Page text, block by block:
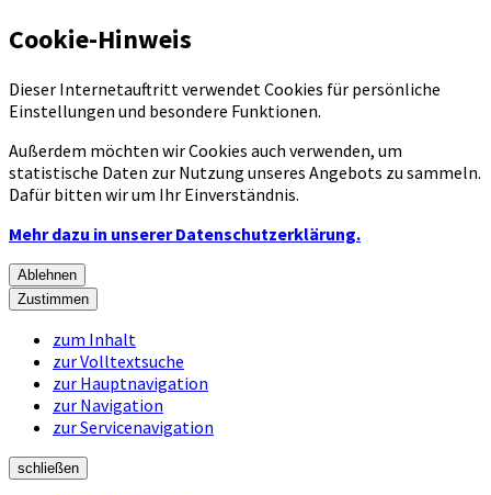
Cookie-Hinweis
Dieser Internetauftritt verwendet Cookies für persönliche
Einstellungen und besondere Funktionen.
Außerdem möchten wir Cookies auch verwenden, um
statistische Daten zur Nutzung unseres Angebots zu sammeln.
Dafür bitten wir um Ihr Einverständnis.
Mehr dazu in unserer Datenschutzerklärung.
Ablehnen
Zustimmen
zum Inhalt
zur Volltextsuche
zur Hauptnavigation
zur Navigation
zur Servicenavigation
schließen